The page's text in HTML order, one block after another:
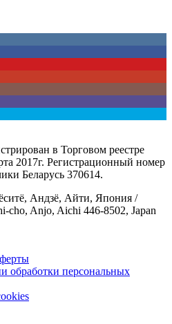
в Торговом реестре
2017г. Регистрационный номер
Беларусь 370614.
Андзё, Айти, Япония /
cho, Anjo, Aichi 446-8502, Japan
обработки персональных